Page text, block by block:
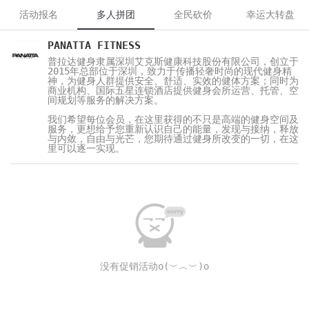
活动报名 多人拼团 全民砍价 幸运大转盘
PANATTA FITNESS
普拉达健身隶属深圳艾克斯健康科技股份有限公司，创立于
2015年总部位于深圳，致力于传播轻奢时尚的现代健身精
神，为健身人群提供安全、舒适、实效的健体方案；同时为
商业机构、国际五星连锁酒店提供健身会所运营、托管、空
间规划等服务的解决方案。
我们希望每位会员，在这里获得的不只是高端的健身空间及
服务，更想给予您重新认识自己的能量，发现与接纳，释放
与内敛，自由与光芒，您期待通过健身所改变的一切，在这
里可以逐一实现。
没有促销活动o(︶︿︶)o